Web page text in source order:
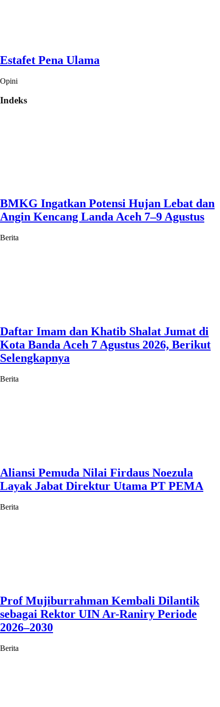
Estafet Pena Ulama
Opini
Indeks
BMKG Ingatkan Potensi Hujan Lebat dan
Angin Kencang Landa Aceh 7–9 Agustus
Berita
Daftar Imam dan Khatib Shalat Jumat di
Kota Banda Aceh 7 Agustus 2026, Berikut
Selengkapnya
Berita
Aliansi Pemuda Nilai Firdaus Noezula
Layak Jabat Direktur Utama PT PEMA
Berita
Prof Mujiburrahman Kembali Dilantik
sebagai Rektor UIN Ar-Raniry Periode
2026–2030
Berita